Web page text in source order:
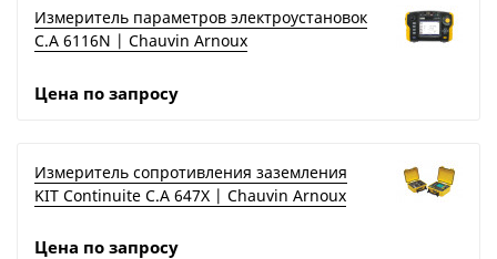
Измеритель параметров электроустановок
C.A 6116N | Chauvin Arnoux
Цена по запросу
Измеритель сопротивления заземления
KIT Continuite C.A 647X | Chauvin Arnoux
Цена по запросу